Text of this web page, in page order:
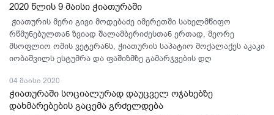
2020 წლის 9 მაისი ჭიათურაში
ჭიათურის მერი გივი მოდებაძე იმერეთში სახელმწიფო
რწმუნებულთან ზვიად შალამბერიძესთან ერთად, მეორე
მსოფლიო ომის ვეტერანს, ჭიათურის საპატიო მოქალაქეს აკაკი
იობაშვილს ესტუმრა და ფაშიზმზე გამარჯვების დღ
04 მაისი 2020
ჭიათურაში სოციალურად დაუცველ ოჯახებზე
დახმარებების გაცემა გრძელდება